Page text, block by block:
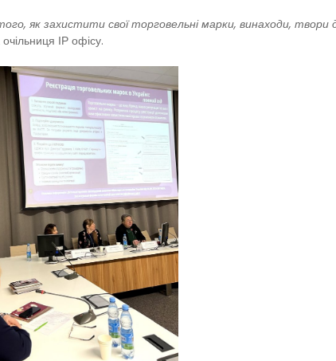
як захистити свої торговельні марки, винаходи,
ІР офісу.